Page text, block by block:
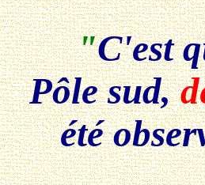
"C'est
Pôle sud,
été